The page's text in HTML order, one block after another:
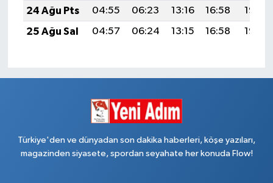
24 Ağu Pts
04:55 06:23 13:16 16:58
19:58
25 Ağu Sal
04:57 06:24 13:15 16:58 19:56
Türkiye'den ve dünyadan son dakika haberleri, köşe yazıları,
magazinden siyasete, spordan seyahate her konuda Flow!